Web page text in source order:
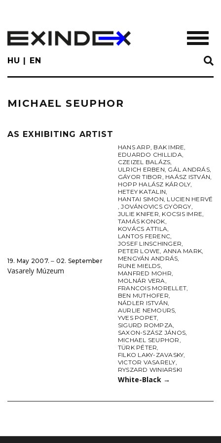
main
content
HU EN
MICHAEL SEUPHOR
AS EXHIBITING ARTIST
19. May 2007. ‒ 02. September
Vasarely Múzeum
HANS ARP, BAK IMRE,
EDUARDO CHILLIDA,
CZEIZEL BALÁZS,
ULRICH ERBEN, GÁL ANDRÁS,
GÁYOR TIBOR, HAÁSZ ISTVÁN,
HOPP HALÁSZ KÁROLY,
HETEY KATALIN,
HANTAI SIMON, LUCIEN HERVÉ
,JOVÁNOVICS GYÖRGY,
JULIE KNIFER, KOCSIS IMRE,
TAMÁS KONOK,
KOVÁCS ATTILA,
LANTOS FERENC,
JOSEF LINSCHINGER,
PETER LOWE, ANNA MARK,
MENGYÁN ANDRÁS,
RUNE MIELDS,
MANFRED MOHR,
MOLNÁR VERA,
FRANCOIS MORELLET,
BEN MUTHOFER,
NÁDLER ISTVÁN,
AURLIE NEMOURS,
YVES POPET,
SIGURD ROMPZA,
SAXON-SZÁSZ JÁNOS,
MICHAEL SEUPHOR,
TÜRK PÉTER,
FILKO LAKY-ZAVASKY,
VICTOR VASARELY,
RYSZARD WINIARSKI
White-Black →